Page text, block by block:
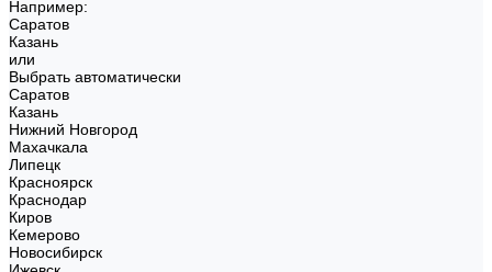
Например:
Саратов
Казань
или
Выбрать автоматически
Саратов
Казань
Нижний Новгород
Махачкала
Липецк
Красноярск
Краснодар
Киров
Кемерово
Новосибирск